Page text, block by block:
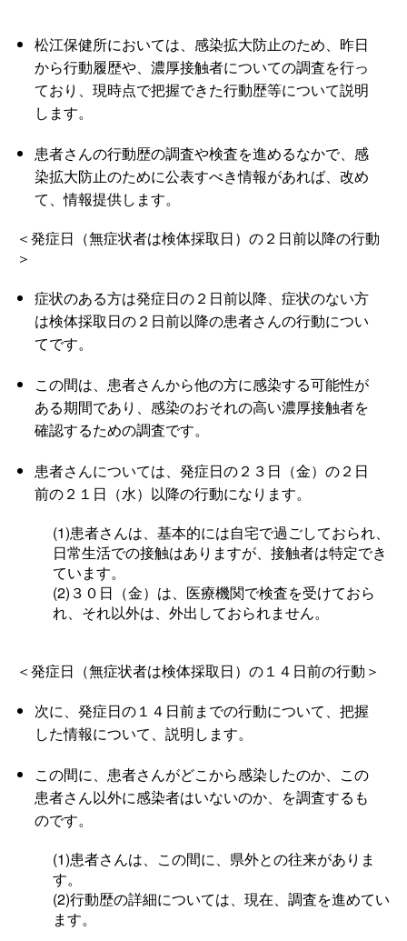
松江保健所においては、感染拡大防止のため、昨日
から行動履歴や、濃厚接触者についての調査を行っ
ており、現時点で把握できた行動歴等について説明
します。
患者さんの行動歴の調査や検査を進めるなかで、感
染拡大防止のために公表すべき情報があれば、改め
て、情報提供します。
＜発症日（無症状者は検体採取日）の２日前以降の行動
＞
症状のある方は発症日の２日前以降、症状のない方
は検体採取日の２日前以降の患者さんの行動につい
てです。
この間は、患者さんから他の方に感染する可能性が
ある期間であり、感染のおそれの高い濃厚接触者を
確認するための調査です。
患者さんについては、発症日の２３日（金）の２日
前の２１日（水）以降の行動になります。
(1)患者さんは、基本的には自宅で過ごしておられ、
日常生活での接触はありますが、接触者は特定でき
ています。
(2)３０日（金）は、医療機関で検査を受けておら
れ、それ以外は、外出しておられません。
＜発症日（無症状者は検体採取日）の１４日前の行動＞
次に、発症日の１４日前までの行動について、把握
した情報について、説明します。
この間に、患者さんがどこから感染したのか、この
患者さん以外に感染者はいないのか、を調査するも
のです。
(1)患者さんは、この間に、県外との往来がありま
す。
(2)行動歴の詳細については、現在、調査を進めてい
ます。